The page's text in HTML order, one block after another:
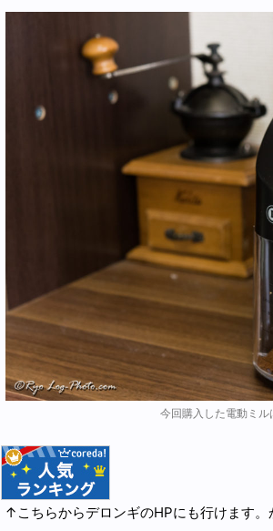
今回購入した電動ミル
↑こちらからデロンギのHPにも行けます。